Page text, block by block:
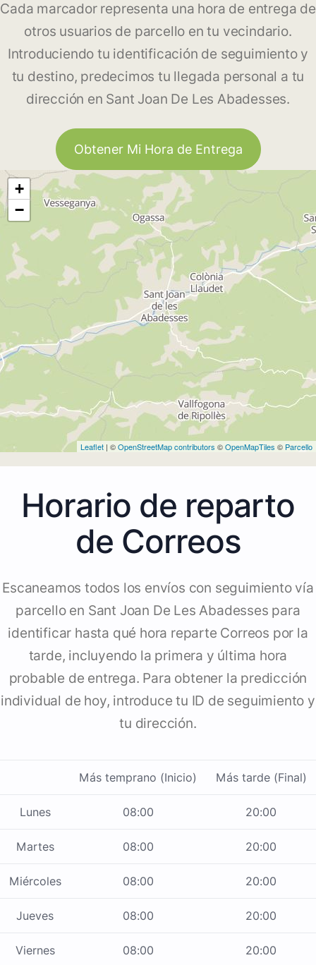
Cada marcador representa una hora de entrega de
otros usuarios de parcello en tu vecindario.
Introduciendo tu identificación de seguimiento y
tu destino, predecimos tu llegada personal a tu
dirección en Sant Joan De Les Abadesses.
Obtener Mi Hora de Entrega
+
−
Leaflet | ©OpenStreetMap contributors ©OpenMapTiles © Parcello
Horario de reparto
de Correos
Escaneamos todos los envíos con seguimiento vía
parcello en Sant Joan De Les Abadesses para
identificar hasta qué hora reparte Correos por la
tarde, incluyendo la primera y última hora
probable de entrega. Para obtener la predicción
individual de hoy, introduce tu ID de seguimiento y
tu dirección.
Más temprano (Inicio) Más tarde (Final)
Lunes 08:00 20:00
Martes 08:00 20:00
Miércoles 08:00 20:00
Jueves 08:00 20:00
Viernes 08:00 20:00